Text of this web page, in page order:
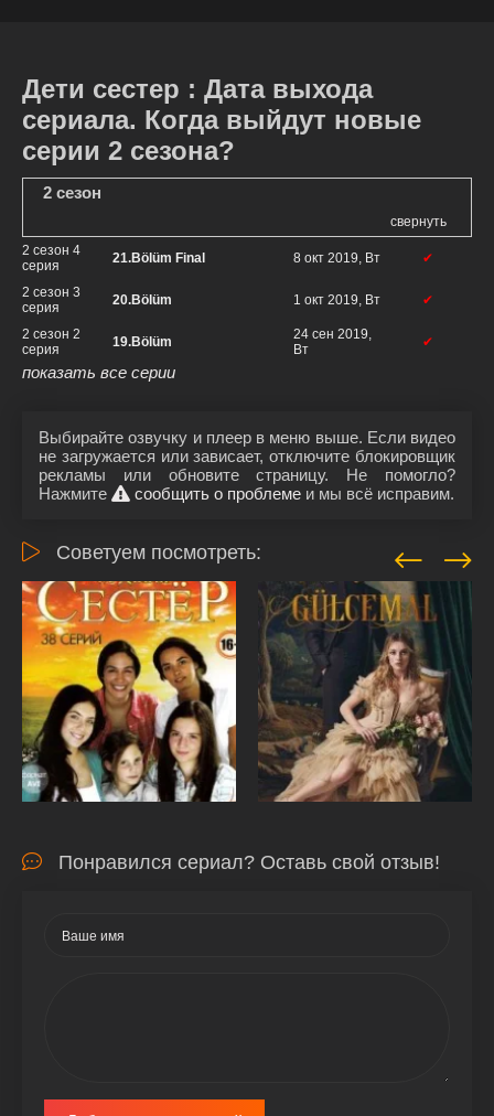
Дети сестер : Дата выхода
сериала. Когда выйдут новые
серии 2 сезона?
2 сезон
свернуть
2 сезон 4
серия
21.Bölüm Final 8 окт 2019, Вт ✔
2 сезон 3
серия
20.Bölüm 1 окт 2019, Вт ✔
2 сезон 2
серия
19.Bölüm
24 сен 2019,
Вт
✔
показать все серии
Выбирайте озвучку и плеер в меню выше. Если видео
не загружается или зависает, отключите блокировщик
рекламы или обновите страницу. Не помогло?
Нажмите
сообщить о проблеме и мы всё исправим.
Советуем посмотреть:
Понравился сериал? Оставь свой отзыв!